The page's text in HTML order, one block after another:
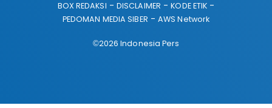
BOX REDAKSI DISCLAIMER
KODE ETIK
PEDOMAN MEDIA SIBER
AWS Network
©2026 Indonesia Pers